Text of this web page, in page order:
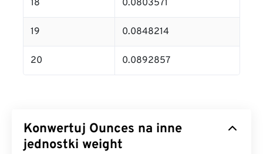
18 0.0803571
19 0.0848214
20 0.0892857
Konwertuj Ounces na inne
jednostki weight